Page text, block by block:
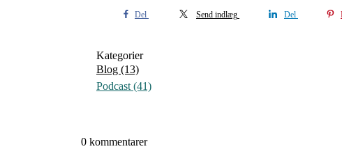
Del Send indlæg Del
Kategorier
Blog (13)
Podcast (41)
0 kommentarer